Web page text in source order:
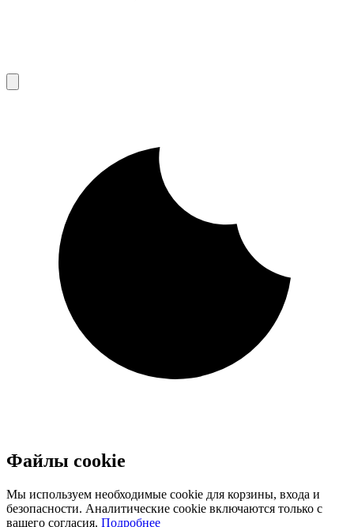
Файлы cookie
Мы используем необходимые cookie для корзины, входа и
безопасности. Аналитические cookie включаются только с
вашего согласия. Подробнее